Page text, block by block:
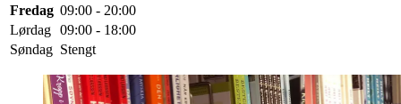
Fredag 09:00 - 20:00
Lørdag 09:00 - 18:00
Søndag Stengt